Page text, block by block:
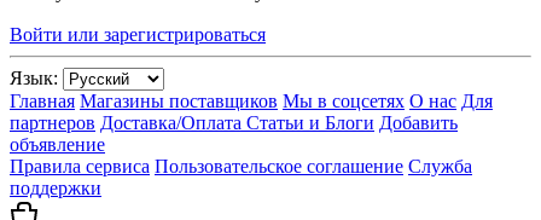
Войти или зарегистрироваться
Язык:
Главная Магазины поставщиков Мы в соцсетях О нас Для
партнеров Доставка/Оплата Статьи и Блоги Добавить
объявление
Правила сервиса Пользовательское соглашение Служба
поддержки